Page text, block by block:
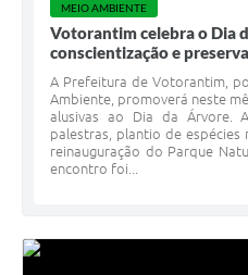
MEIO AMBIENTE
Votorantim celebra o Dia
conscientização e
A Prefeitura de Votorantim,
Ambiente, promoverá neste
alusivas ao Dia da Árvore.
palestras, plantio de espécies
reinauguração do Parque
encontro foi...